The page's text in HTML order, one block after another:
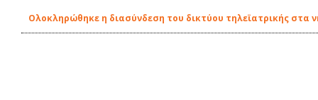
Ολοκληρώθηκε η διασύνδεση του δικτύου τηλεϊατρικής στα